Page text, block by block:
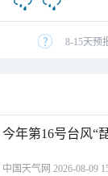
8-15天预
今年第16号台风“
中国天气网 2026-08-09